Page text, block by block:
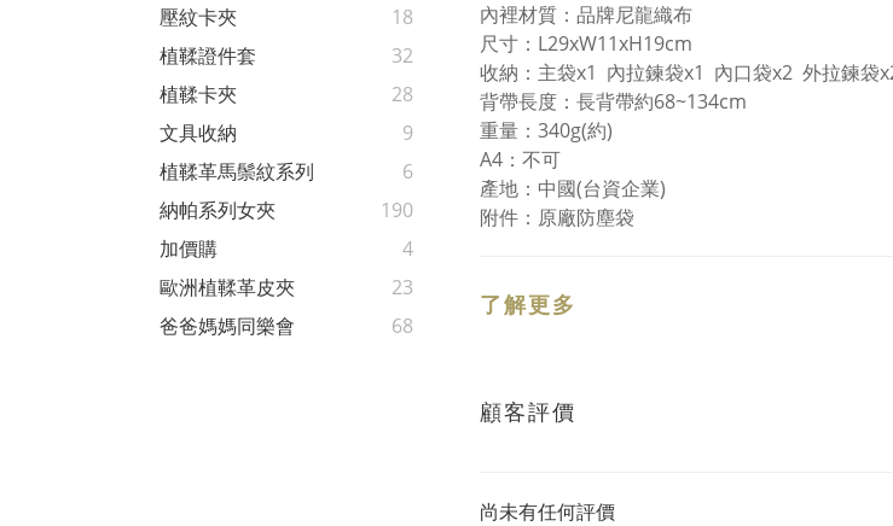
壓紋卡夾
18
植鞣證件套
32
植鞣卡夾
28
文具收納
9
植鞣革馬鬃紋系列
6
納帕系列女夾
190
加價購
4
歐洲植鞣革皮夾
23
爸爸媽媽同樂會
68
內裡材質：品牌尼龍織布
尺寸：L29xW11xH19cm
收納：主袋x1 內拉鍊袋x1 內口袋x2 外拉鍊袋
背帶長度：長背帶約68~134cm
重量：340g(約)
A4：不可
產地：中國(台資企業)
附件：原廠防塵袋
了解更多
顧客評價
尚未有任何評價